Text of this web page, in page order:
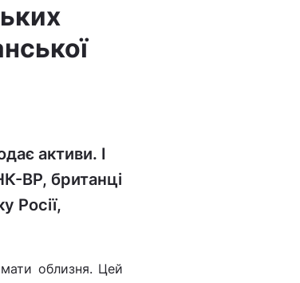
активи. І
ВР, британці
Росії,
облизня. Цей